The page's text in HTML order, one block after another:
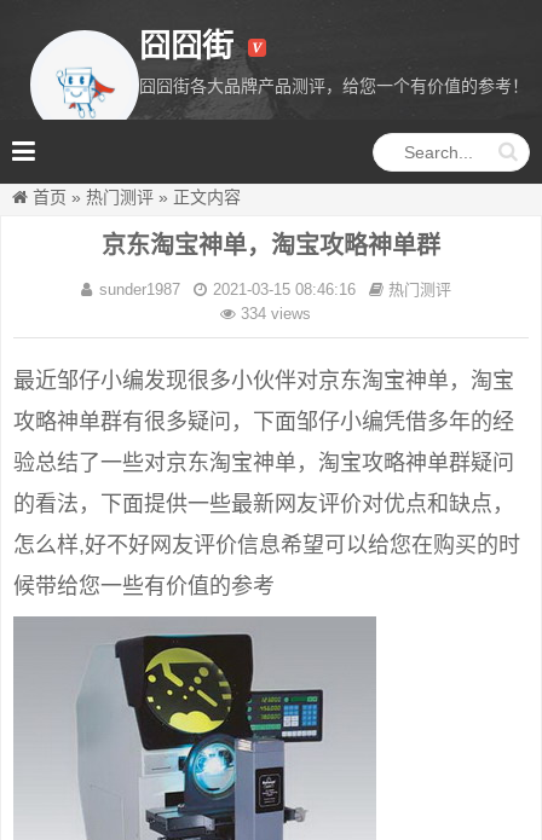
囧囧街
囧囧街各大品牌产品测评，给您一个有价值的参考！
首页 » 热门测评 » 正文内容
京东淘宝神单，淘宝攻略神单群
sunder1987 2021-03-15 08:46:16
热门测评
334 views
最近邹仔小编发现很多小伙伴对京东淘宝神单，淘宝
攻略神单群有很多疑问，下面邹仔小编凭借多年的经
验总结了一些对京东淘宝神单，淘宝攻略神单群疑问
的看法，下面提供一些最新网友评价对优点和缺点，
怎么样,好不好网友评价信息希望可以给您在购买的时
候带给您一些有价值的参考